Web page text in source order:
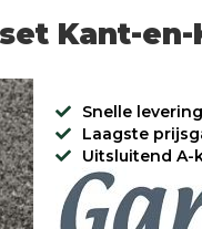
Kant-en-
Snelle levering
Laagste
Uitsluitend A-